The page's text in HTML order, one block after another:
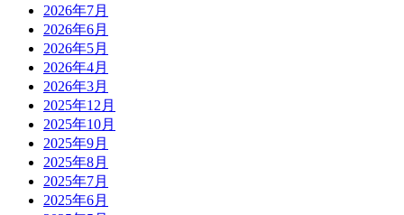
2026年7月
2026年6月
2026年5月
2026年4月
2026年3月
2025年12月
2025年10月
2025年9月
2025年8月
2025年7月
2025年6月